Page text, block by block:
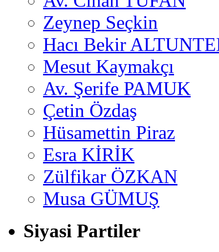
Zeynep Seçkin
Hacı Bekir
Mesut Kaymakçı
Av. Şerife PAMUK
Çetin Özdaş
Hüsamettin Piraz
Esra KİRİK
Zülfikar ÖZKAN
Musa GÜMUŞ
Siyasi Partiler